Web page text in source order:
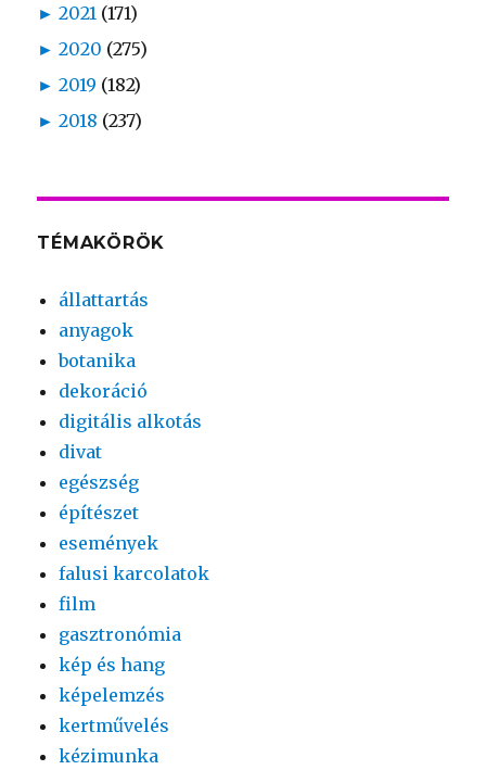
► 2021 (171)
► 2020 (275)
► 2019 (182)
► 2018 (237)
TÉMAKÖRÖK
állattartás
anyagok
botanika
dekoráció
digitális alkotás
divat
egészség
építészet
események
falusi karcolatok
film
gasztronómia
kép és hang
képelemzés
kertművelés
kézimunka